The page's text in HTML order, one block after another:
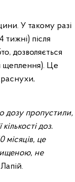
У такому разі
тижні) після
дозволяється
щеплення). Це
дозу пропустили,
доз.
місяців, це
не